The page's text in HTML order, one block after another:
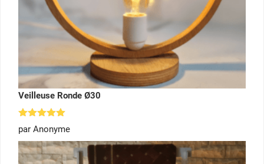
Veilleuse Ronde Ø30
Note
sur 5
par Anonyme